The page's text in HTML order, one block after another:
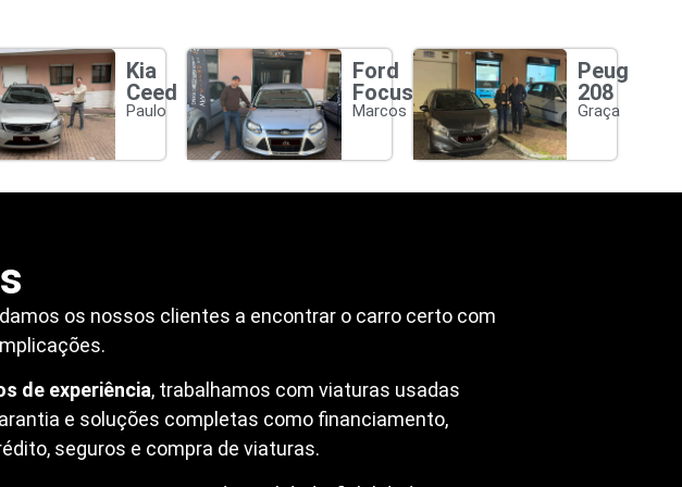
Kia
Ceed
Paulo
Ford
Focus
Marcos
Peugeot
208
Graça
os nossos clientes a encontrar o carro certo com
de experiência, trabalhamos com viaturas usadas
e soluções completas como financiamento,
seguros e compra de viaturas.